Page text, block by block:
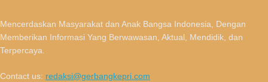
Mencerdaskan Masyarakat dan Anak Bangsa Indonesia, Dengan
Memberikan Informasi Yang Berwawasan, Aktual, Mendidik, dan
Terpercaya.
Contact us: redaksi@gerbangkepri.com